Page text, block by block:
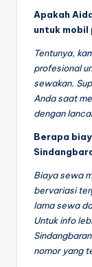
Apakah
untuk mobil
Tentunya,
profesional
sewakan.
Anda saat
dengan
Berapa
Biaya sewa
bervariasi
lama sewa
Untuk info
nomor yang